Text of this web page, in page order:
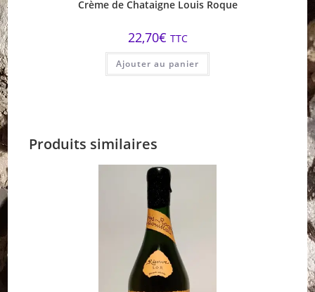
Crème de Chataigne Louis Roque
22,70€ TTC
Ajouter au panier
Produits similaires